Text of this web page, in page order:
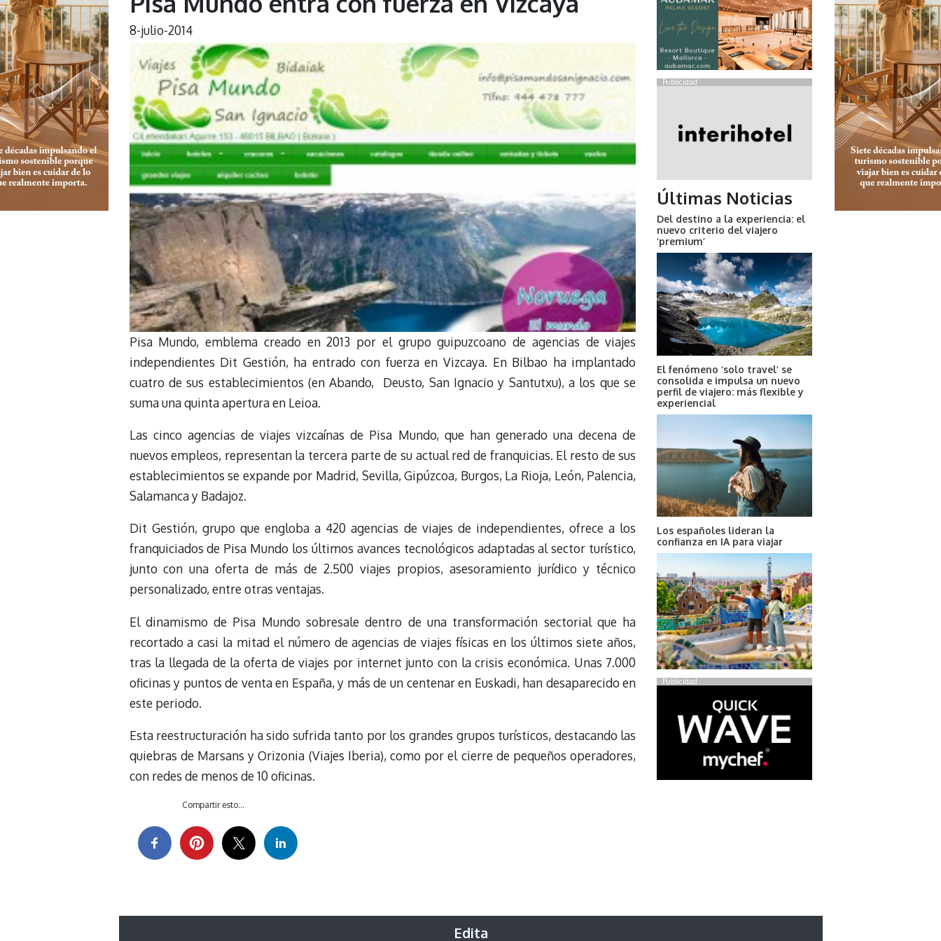
8-julio-2014
Pisa Mundo, emblema creado en 2013 por el grupo guipuzcoano de agencias de viajes
independientes Dit Gestión, ha entrado con fuerza en Vizcaya. En Bilbao ha implantado
cuatro de sus establecimientos (en Abando, Deusto, San Ignacio y Santutxu), a los que se
suma una quinta apertura en Leioa.
Las cinco agencias de viajes vizcaínas de Pisa Mundo, que han generado una decena de
nuevos empleos, representan la tercera parte de su actual red de franquicias. El resto de sus
establecimientos se expande por Madrid, Sevilla, Gipúzcoa, Burgos, La Rioja, León, Palencia,
Salamanca y Badajoz.
Dit Gestión, grupo que engloba a 420 agencias de viajes de independientes, ofrece a los
franquiciados de Pisa Mundo los últimos avances tecnológicos adaptadas al sector turístico,
junto con una oferta de más de 2.500 viajes propios, asesoramiento jurídico y técnico
personalizado, entre otras ventajas.
El dinamismo de Pisa Mundo sobresale dentro de una transformación sectorial que ha
recortado a casi la mitad el número de agencias de viajes físicas en los últimos siete años,
tras la llegada de la oferta de viajes por internet junto con la crisis económica. Unas 7.000
oficinas y puntos de venta en España, y más de un centenar en Euskadi, han desaparecido en
este periodo.
Esta reestructuración ha sido sufrida tanto por los grandes grupos turísticos, destacando las
quiebras de Marsans y Orizonia (Viajes Iberia), como por el cierre de pequeños operadores,
con redes de menos de 10 oficinas.
Compartir esto...
Publicidad
Últimas Noticias
Del destino a la experiencia: el
nuevo criterio del viajero
‘premium’
El fenómeno ‘solo travel’ se
consolida e impulsa un nuevo
perfil de viajero: más flexible y
experiencial
Los españoles lideran la
confianza en IA para viajar
Publicidad
Edita